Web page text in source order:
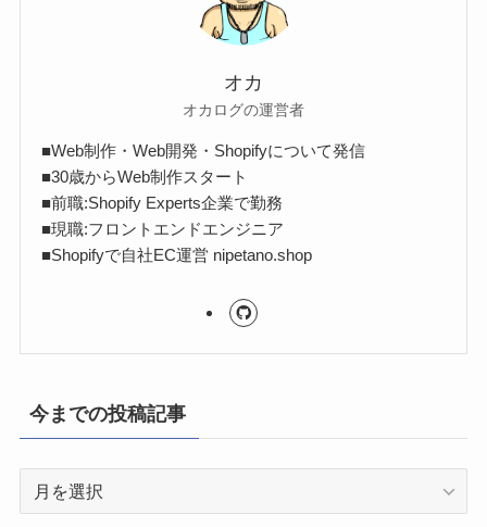
オカ
オカログの運営者
■Web制作・Web開発・Shopifyについて発信
■30歳からWeb制作スタート
■前職:Shopify Experts企業で勤務
■現職:フロントエンドエンジニア
■Shopifyで自社EC運営 nipetano.shop
今までの投稿記事